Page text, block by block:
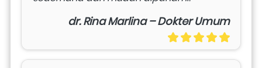
dr. Rina Marlina – Dokter Umum